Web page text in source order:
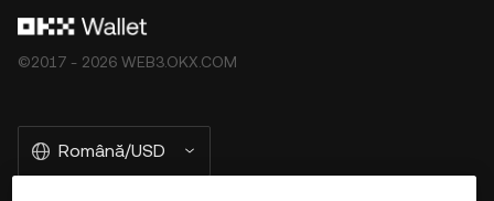
©2017 - 2026 WEB3.OKX.COM
Română/USD